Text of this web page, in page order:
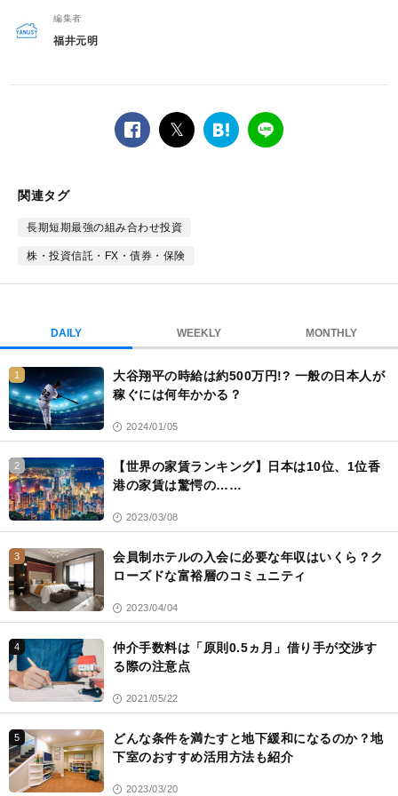
編集者
福井元明
facebook
twitterは
ク
LINE
関連タグ
長期短期最強の組み合わせ投資
株・投資信託・FX・債券・保険
DAILY WEEKLY MONTHLY
1
大谷翔平の時給は約500万円!? 一般の日本人が
稼ぐには何年かかる？
2024/01/05
2
【世界の家賃ランキング】日本は10位、1位香
港の家賃は驚愕の……
2023/03/08
3
会員制ホテルの入会に必要な年収はいくら？ク
ローズドな富裕層のコミュニティ
2023/04/04
4
仲介手数料は「原則0.5ヵ月」借り手が交渉す
る際の注意点
2021/05/22
5
どんな条件を満たすと地下緩和になるのか？地
下室のおすすめ活用方法も紹介
2023/03/20